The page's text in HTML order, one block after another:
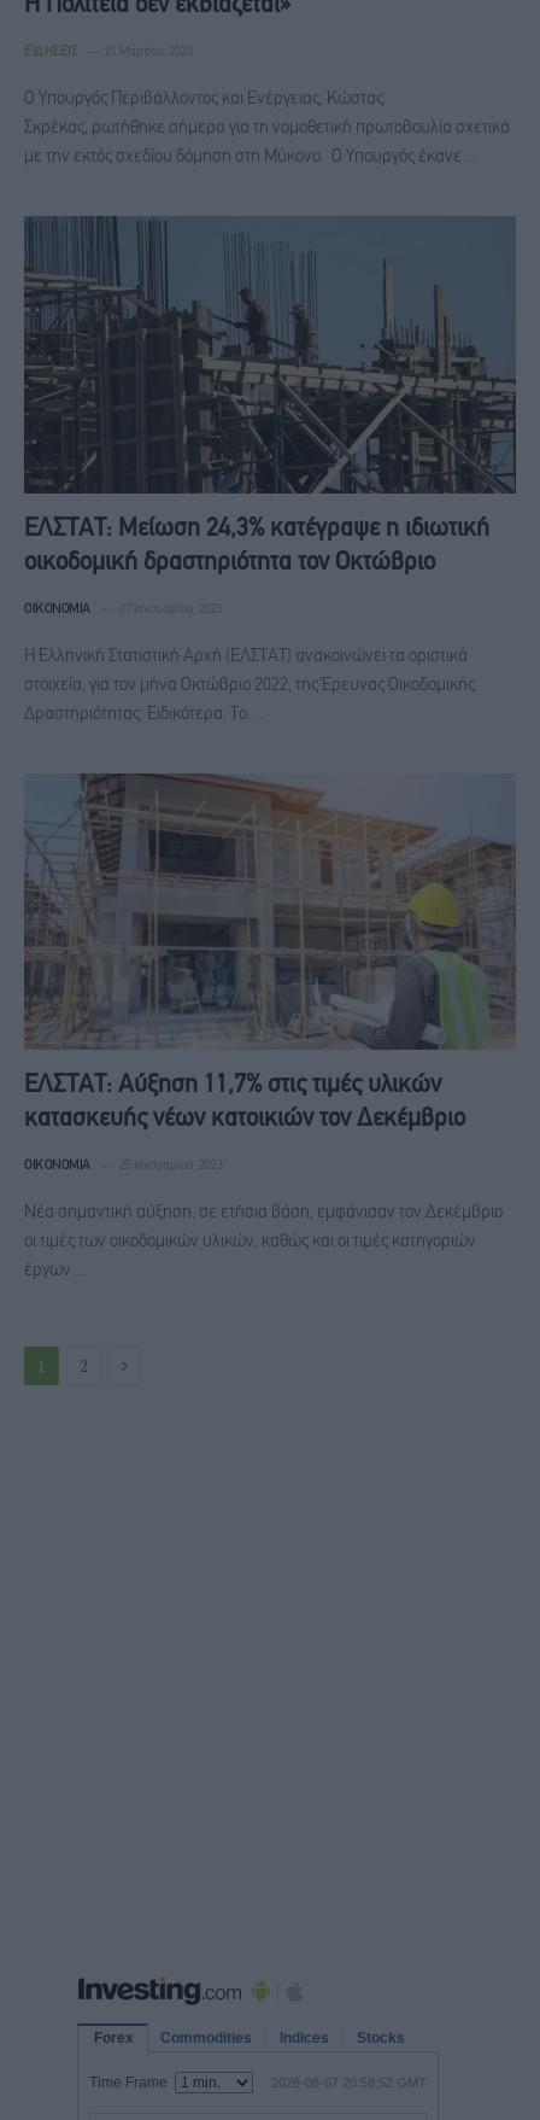
Η Πολιτεία δεν εκβιάζεται»
ΕΙΔΉΣΕΙΣ 21 Μαρτίου, 2023
Ο Υπουργός Περιβάλλοντος και Ενέργειας, Κώστας
Σκρέκας, ρωτήθηκε σήμερα για τη νομοθετική πρωτοβουλία σχετικά
με την εκτός σχεδίου δόμηση στη Μύκονο. Ο Υπουργός έκανε…
ΕΛΣΤΑΤ: Μείωση 24,3% κατέγραψε η ιδιωτική
οικοδομική δραστηριότητα τον Οκτώβριο
ΟΙΚΟΝΟΜΊΑ 27 Ιανουαρίου, 2023
Η Ελληνική Στατιστική Αρχή (ΕΛΣΤΑΤ) ανακοινώνει τα οριστικά
στοιχεία, για τον μήνα Οκτώβριο 2022, της Έρευνας Οικοδομικής
Δραστηριότητας. Ειδικότερα: Το…
ΕΛΣΤΑΤ: Αύξηση 11,7% στις τιμές υλικών
κατασκευής νέων κατοικιών τον Δεκέμβριο
ΟΙΚΟΝΟΜΊΑ 25 Ιανουαρίου, 2023
Νέα σημαντική αύξηση, σε ετήσια βάση, εμφάνισαν τον Δεκέμβριο
οι τιμές των οικοδομικών υλικών, καθώς και οι τιμές κατηγοριών
έργων…
1 2 Next